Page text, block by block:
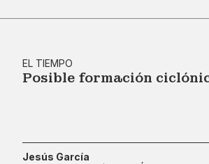
EL TIEMPO
Posible formación
Jesús García